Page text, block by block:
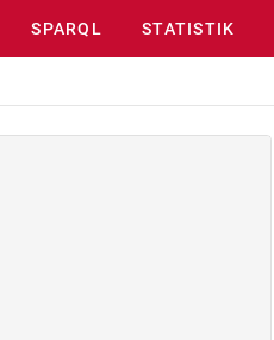
SPARQL STATISTIK